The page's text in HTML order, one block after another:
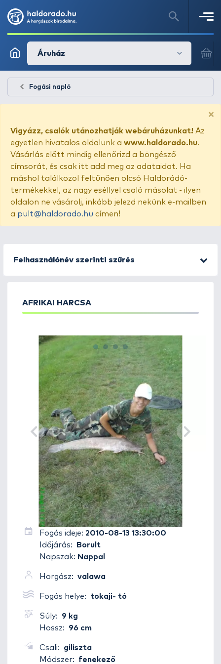
Áruház
Fogási napló
×
Vigyázz, csalók utánozhatják webáruházunkat! Az
egyetlen hivatalos oldalunk a www.haldorado.hu.
Vásárlás előtt mindig ellenőrizd a böngésző
címsorát, és csak itt add meg az adataidat. Ha
máshol találkozol feltűnően olcsó Haldorádó-
termékekkel, az nagy eséllyel csaló másolat - ilyen
oldalon ne vásárolj, inkább jelezd nekünk e-mailben
a pult@haldorado.hu címen!
Felhasználónév szerinti szűrés
AFRIKAI HARCSA
1 2 3 4
Fogás ideje: 2010-08-13 13:30:00
Időjárás:
Borult
Napszak: Nappal
Horgász: valawa
Fogás helye: tokaji- tó
Súly:
9 kg
Hossz:
96 cm
Csali:
giliszta
Módszer:
fenekező